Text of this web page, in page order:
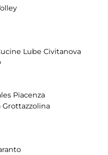
Lube Civitanova
Piacenza
Grottazzolina